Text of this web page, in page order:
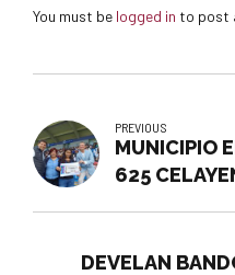
You must be logged in to post
PREVIOUS
MUNICIPIO
625
DEVELAN